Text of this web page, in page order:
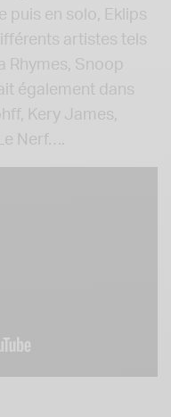
puis en solo, Eklips
artistes tels
Rhymes, Snoop
également dans
Kery James,
Nerf….